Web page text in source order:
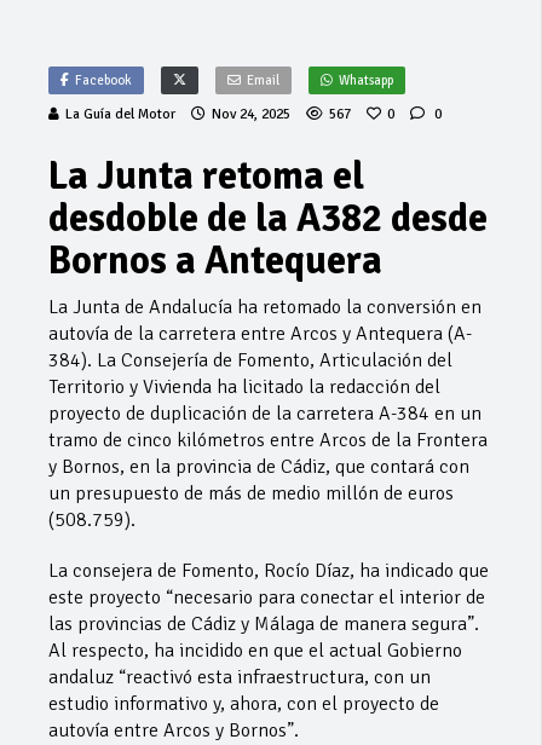
Facebook Email Whatsapp
La Guía del Motor Nov 24, 2025 567 0 0
La Junta retoma el
desdoble de la A382 desde
Bornos a Antequera
La Junta de Andalucía ha retomado la conversión en
autovía de la carretera entre Arcos y Antequera (A-
384). La Consejería de Fomento, Articulación del
Territorio y Vivienda ha licitado la redacción del
proyecto de duplicación de la carretera A-384 en un
tramo de cinco kilómetros entre Arcos de la Frontera
y Bornos, en la provincia de Cádiz, que contará con
un presupuesto de más de medio millón de euros
(508.759).
La consejera de Fomento, Rocío Díaz, ha indicado que
este proyecto “necesario para conectar el interior de
las provincias de Cádiz y Málaga de manera segura”.
Al respecto, ha incidido en que el actual Gobierno
andaluz “reactivó esta infraestructura, con un
estudio informativo y, ahora, con el proyecto de
autovía entre Arcos y Bornos”.